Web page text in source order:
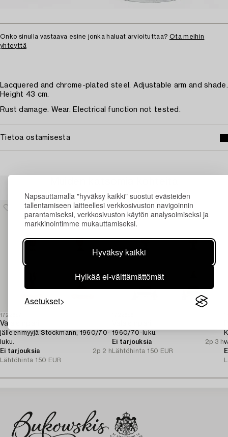
Napsauttamalla "hyväksy kaikki" suostut evästeiden
tallentamiseen laitteellesi verkkosivuston navigoinnin
parantamiseksi, verkkosivuston käytön analysoimiseksi ja
markkinointimme mukauttamiseksi.
Hyväksy kaikki
Hylkää ei-välttämättömät
Asetukset
Onko sinulla vastaava esine jonka haluat arvioituttaa? Ota meihin
yhteyttä
Lacquered and chrome-plated steel. Adjustable arm and shade.
Height 43 cm.
Rust damage. Wear. Electrical function not tested.
Tietoa ostamisesta
1722697
Valaisinpari,
jälleenmyyjä Stockmann, 1960/70-
luku.
Ei tarjouksia
2p 2 h
Lähtöhinta 150 EUR
1960/70-luku.
Ei tarjouksia
2p 3 h
Lähtöhinta 150 EUR